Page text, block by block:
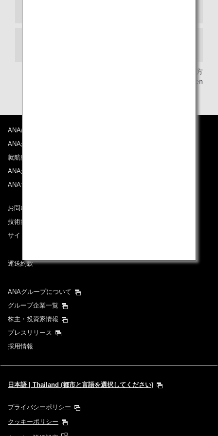
情報提供:旅行・観光の 地球の歩き方
Copyright (C) 地球の歩き方/Gakken
ANAについて
ANAからのお知らせ
就航都市
ANAがお約束する体験
ANAマイレージクラブ
お問い合わせ
技術的なお問い合わせ（推奨環境）
サイトマップ
運送約款
ANAグループについて
グループ企業一覧
株主・投資家情報
プレスリリース
採用情報
日本語 | Thailand (都市と言語を選択してください)
プライバシーポリシー
クッキーポリシー